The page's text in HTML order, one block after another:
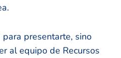
presentarte, sino
al equipo de Recursos